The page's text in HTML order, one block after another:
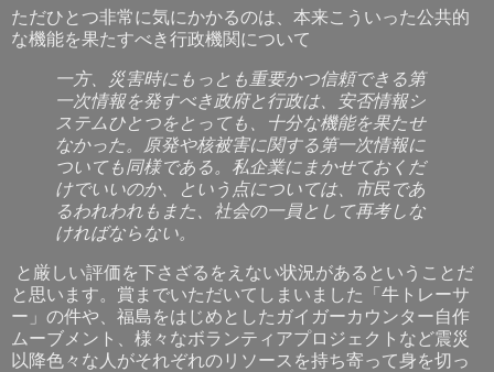
ただひとつ非常に気にかかるのは、本来こういった公共的
な機能を果たすべき行政機関について
一方、災害時にもっとも重要かつ信頼できる第
一次情報を発すべき政府と行政は、安否情報シ
ステムひとつをとっても、十分な機能を果たせ
なかった。原発や核被害に関する第一次情報に
ついても同様である。私企業にまかせておくだ
けでいいのか、という点については、市民であ
るわれわれもまた、社会の一員として再考しな
ければならない。
と厳しい評価を下さざるをえない状況があるということだ
と思います。賞までいただいてしまいました「牛トレーサ
ー」の件や、福島をはじめとしたガイガーカウンター自作
ムーブメント、様々なボランティアプロジェクトなど震災
以降色々な人がそれぞれのリソースを持ち寄って身を切っ